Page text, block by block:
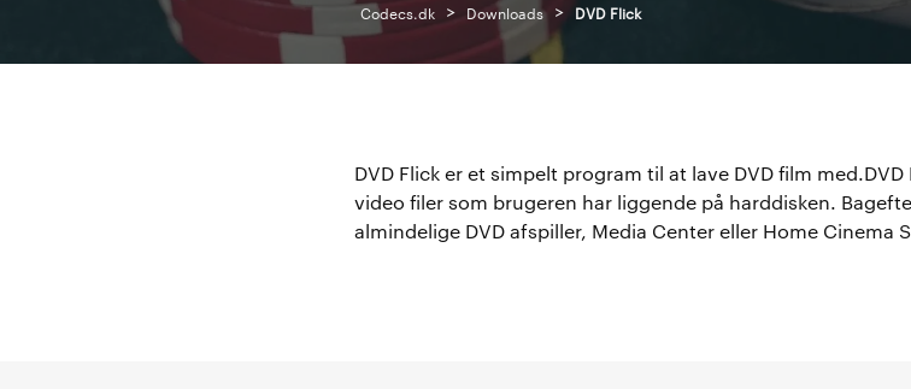
Codecs.dk > Downloads > DVD Flick
DVD Flick er et simpelt program til at lave DVD film med.DVD
video filer som brugeren har liggende på harddisken.
almindelige DVD afspiller, Media Center eller Home Cinema